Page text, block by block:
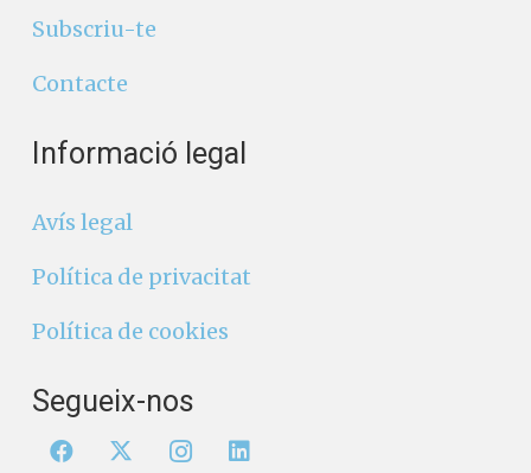
Subscriu-te
Contacte
Informació legal
Avís legal
Política de privacitat
Política de cookies
Segueix-nos